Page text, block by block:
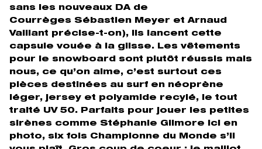
sans les nouveaux DA de
Courrèges Sébastien Meyer et Arnaud
Vaillant précise-t-on), ils lancent cette
capsule vouée à la glisse. Les vêtements
pour le snowboard sont plutôt réussis mais
nous, ce qu’on aime, c’est surtout ces
pièces destinées au surf en néoprène
léger, jersey et polyamide recylé, le tout
traité UV 50. Parfaits pour jouer les petites
sirènes comme Stéphanie Gilmore ici en
photo, six fois Championne du Monde s’il